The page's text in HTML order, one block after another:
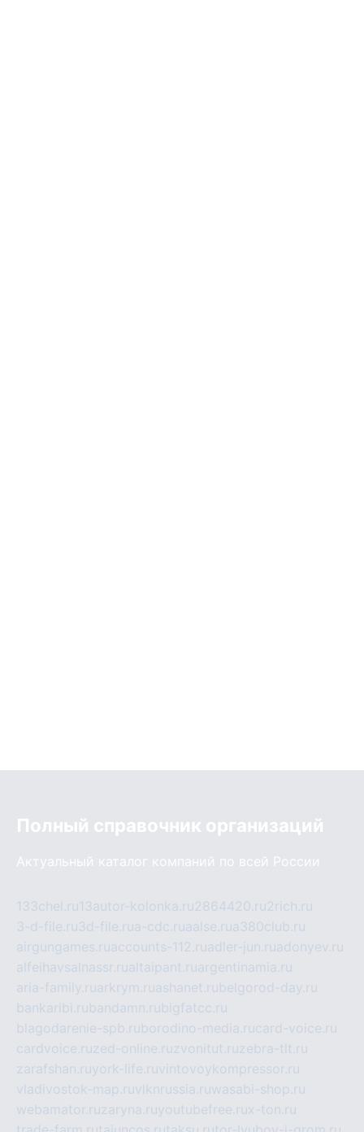
Полный справочник организаций
Актуальный каталог компаний по всей России
133chel.ru13autor-kolonka.ru2864420.ru2rich.ru
3-d-file.ru3d-file.rua-cdc.ruaalse.rua380club.ru
airgungames.ruaccounts-112.ruadler-jun.ruadonyev.ru
alfeihavsalnassr.rualtaipant.ruargentinamia.ru
aria-family.ruarkrym.ruashanet.rubelgorod-day.ru
bankaribi.rubandamn.rubigfatcc.ru
blagodarenie-spb.ruborodino-media.rucard-voice.ru
cardvoice.ruzed-online.ruzvonitut.ruzebra-tlt.ru
zarafshan.ruyork-life.ruvintovoykompressor.ru
vladivostok-map.ruvlknrussia.ruwasabi-shop.ru
webamator.ruzaryna.ruyoutubefree.rux-ton.ru